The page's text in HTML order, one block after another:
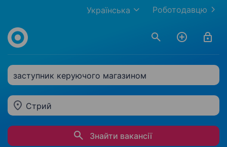
Роботодавцю
Українська
заступник керуючого магазином
Стрий
Знайти вакансії